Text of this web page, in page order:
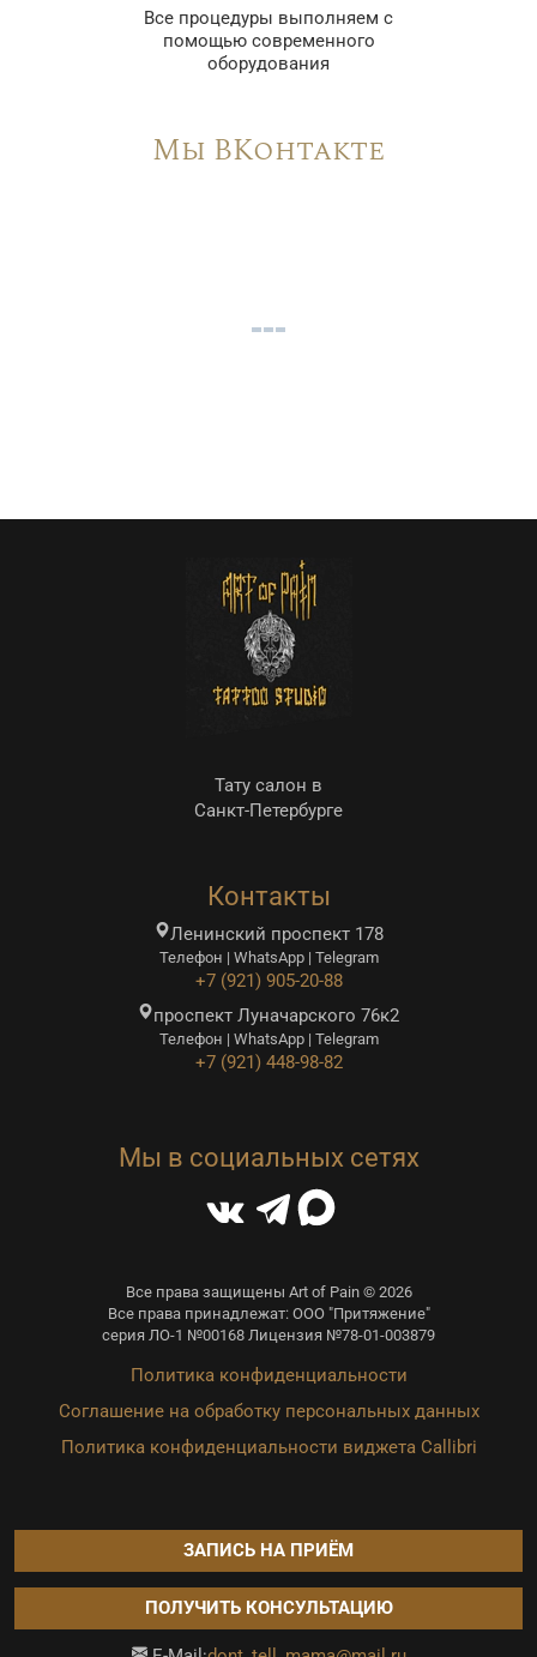
Все процедуры выполняем с
помощью современного
оборудования
Мы ВКонтакте
Тату салон в
Санкт-Петербурге
Контакты
Ленинский проспект 178
Телефон | WhatsApp | Telegram
+7 (921) 905-20-88
проспект Луначарского 76к2
Телефон | WhatsApp | Telegram
+7 (921) 448-98-82
Мы в социальных сетях
Все права защищены Art of Pain © 2026
Все права принадлежат: ООО "Притяжение"
серия ЛО-1 №00168 Лицензия №78-01-003879
Политика конфиденциальности
Соглашение на обработку персональных данных
Политика конфиденциальности виджета Callibri
ЗАПИСЬ НА ПРИЁМ
ПОЛУЧИТЬ КОНСУЛЬТАЦИЮ